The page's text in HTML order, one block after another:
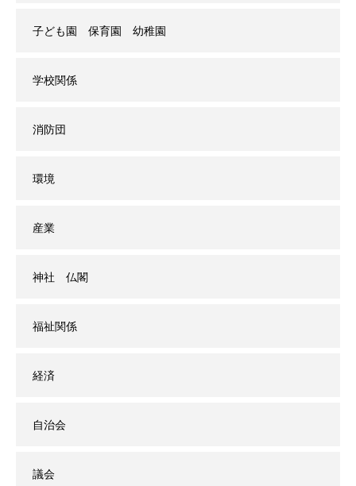
子ども園 保育園 幼稚園
学校関係
消防団
環境
産業
神社 仏閣
福祉関係
経済
自治会
議会